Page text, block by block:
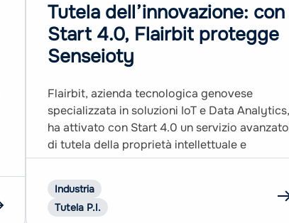
Tutela dell’innovazione: con
Start 4.0, Flairbit protegge
Senseioty
Flairbit, azienda tecnologica genovese
specializzata in soluzioni IoT e Data Analytics,
ha attivato con Start 4.0 un servizio avanzato
di tutela della proprietà intellettuale e
industriale, volto a consolidare la protezione
legale della propria piattaforma “Senseioty”.
Il progetto, finanziato dal PNRR – Next
Generation EU, ha previsto un intervento
Industria
Tutela P.I.